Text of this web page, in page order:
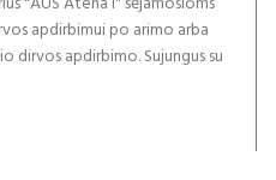
apdirbimui po arimo arba
dirvos apdirbimo. Sujungus su